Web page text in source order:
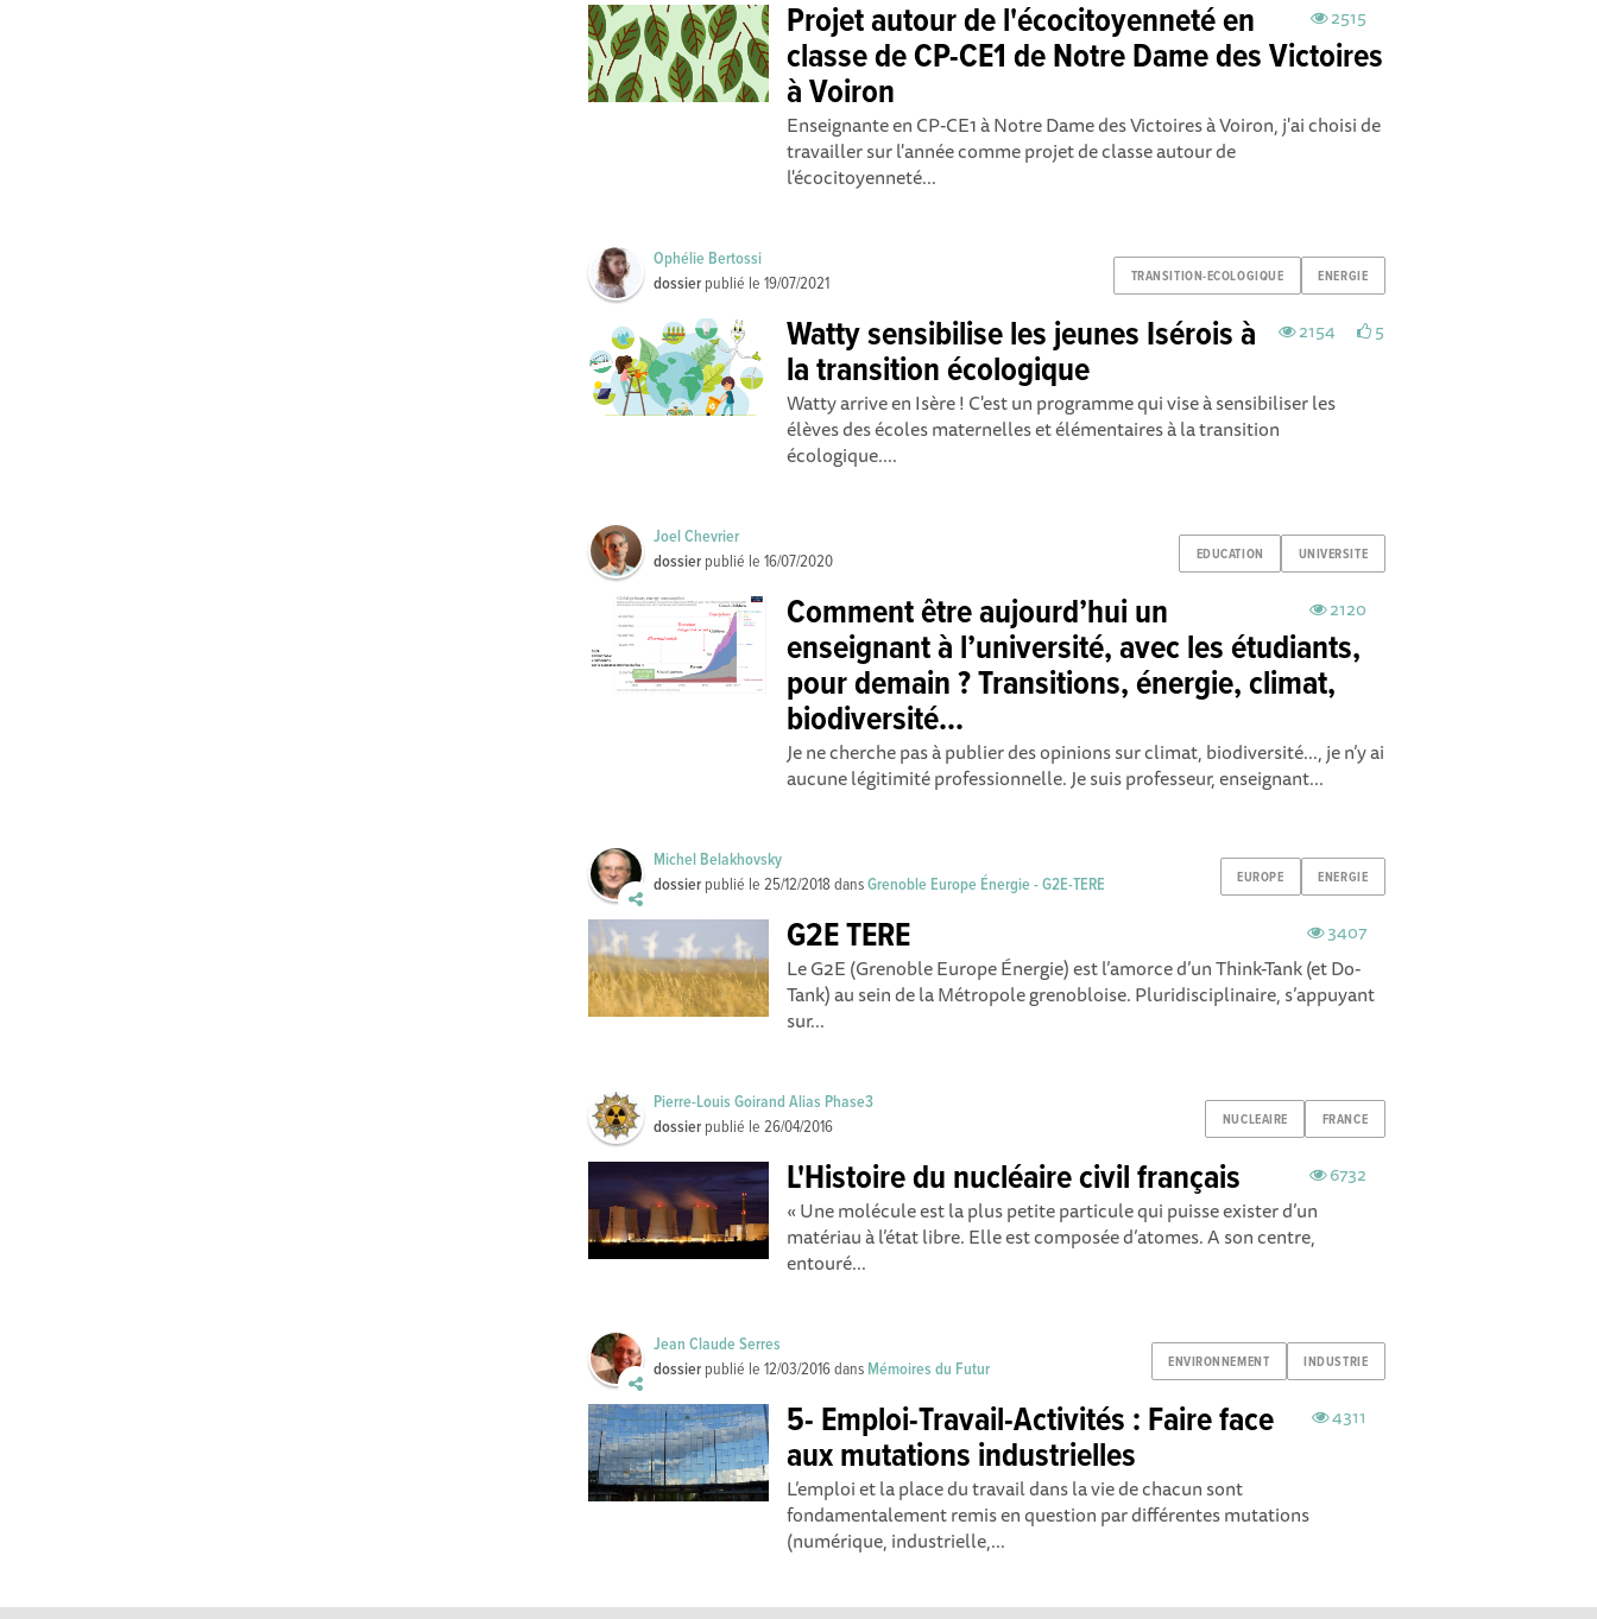
2515
Projet autour de l'écocitoyenneté en
classe de CP-CE1 de Notre Dame des Victoires
à Voiron
Enseignante en CP-CE1 à Notre Dame des Victoires à Voiron, j'ai choisi de
travailler sur l'année comme projet de classe autour de
l'écocitoyenneté...
TRANSITION-ECOLOGIQUE ENERGIE
Ophélie Bertossi
dossier publié le19/07/2021
2154 5
Watty sensibilise les jeunes Isérois à
la transition écologique
Watty arrive en Isère ! C'est un programme qui vise à sensibiliser les
élèves des écoles maternelles et élémentaires à la transition
écologique....
EDUCATION UNIVERSITE
Joel Chevrier
dossier publié le16/07/2020
2120
Comment être aujourd’hui un
enseignant à l’université, avec les étudiants,
pour demain ? Transitions, énergie, climat,
biodiversité...
Je ne cherche pas à publier des opinions sur climat, biodiversité..., je n’y ai
aucune légitimité professionnelle. Je suis professeur, enseignant...
EUROPE ENERGIE
Michel Belakhovsky
dossier publié le25/12/2018 dansGrenoble Europe Énergie - G2E-TERE
3407
G2E TERE
Le G2E (Grenoble Europe Énergie) est l’amorce d’un Think-Tank (et Do-
Tank) au sein de la Métropole grenobloise. Pluridisciplinaire, s’appuyant
sur...
NUCLEAIRE FRANCE
Pierre-Louis Goirand Alias Phase3
dossier publié le26/04/2016
6732
L'Histoire du nucléaire civil français
« Une molécule est la plus petite particule qui puisse exister d’un
matériau à l’état libre. Elle est composée d’atomes. A son centre,
entouré...
ENVIRONNEMENT INDUSTRIE
Jean Claude Serres
dossier publié le12/03/2016dans Mémoires du Futur
4311
5- Emploi-Travail-Activités : Faire face
aux mutations industrielles
L’emploi et la place du travail dans la vie de chacun sont
fondamentalement remis en question par différentes mutations
(numérique, industrielle,...